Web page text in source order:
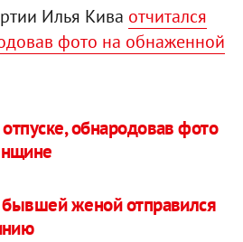
Илья Кива отчитался
фото на обнаженной
обнародовав фото
женой отправился